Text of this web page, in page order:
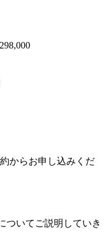
からお申し込みくだ
ついてご説明していき